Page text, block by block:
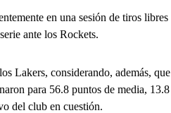
en una sesión de tiros libres
ante los Rockets.
Lakers, considerando, además, que
para 56.8 puntos de media, 13.8
del club en cuestión.